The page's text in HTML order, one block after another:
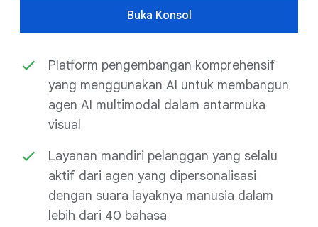
Buka Konsol
Platform pengembangan komprehensif
yang menggunakan AI untuk membangun
agen AI multimodal dalam antarmuka
visual
Layanan mandiri pelanggan yang selalu
aktif dari agen yang dipersonalisasi
dengan suara layaknya manusia dalam
lebih dari 40 bahasa